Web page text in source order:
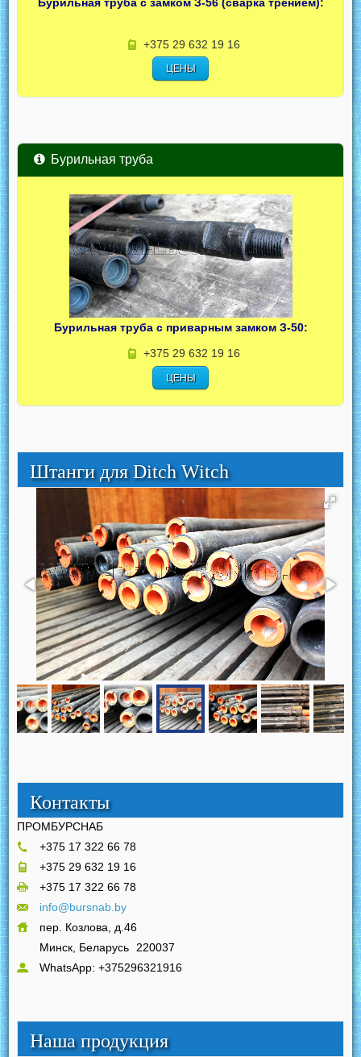
+375 29 632 19 16
ЦЕНЫ
Бурильная труба
Бурильная труба с приварным замком З-50:
+375 29 632 19 16
ЦЕНЫ
Штанги для Ditch Witch
Контакты
ПРОМБУРСНАБ
+375 17 322 66 78
+375 29 632 19 16
+375 17 322 66 78
info@bursnab.by
пер. Козлова, д.46
Минск, Беларусь
220037
WhatsApp: +375296321916
Наша продукция